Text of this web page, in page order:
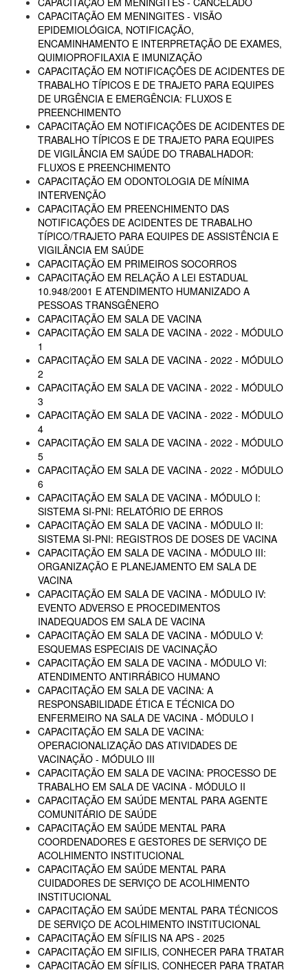
CAPACITAÇÃO EM MENINGITES - VISÃO
EPIDEMIOLÓGICA, NOTIFICAÇÃO,
ENCAMINHAMENTO E INTERPRETAÇÃO DE EXAMES,
QUIMIOPROFILAXIA E IMUNIZAÇÃO
CAPACITAÇÃO EM NOTIFICAÇÕES DE ACIDENTES DE
TRABALHO TÍPICOS E DE TRAJETO PARA EQUIPES
DE URGÊNCIA E EMERGÊNCIA: FLUXOS E
PREENCHIMENTO
CAPACITAÇÃO EM NOTIFICAÇÕES DE ACIDENTES DE
TRABALHO TÍPICOS E DE TRAJETO PARA EQUIPES
DE VIGILÂNCIA EM SAÚDE DO TRABALHADOR:
FLUXOS E PREENCHIMENTO
CAPACITAÇÃO EM ODONTOLOGIA DE MÍNIMA
INTERVENÇÃO
CAPACITAÇÃO EM PREENCHIMENTO DAS
NOTIFICAÇÕES DE ACIDENTES DE TRABALHO
TÍPICO/TRAJETO PARA EQUIPES DE ASSISTÊNCIA E
VIGILÂNCIA EM SAÚDE
CAPACITAÇÃO EM PRIMEIROS SOCORROS
CAPACITAÇÃO EM RELAÇÃO A LEI ESTADUAL
10.948/2001 E ATENDIMENTO HUMANIZADO A
PESSOAS TRANSGÊNERO
CAPACITAÇÃO EM SALA DE VACINA
CAPACITAÇÃO EM SALA DE VACINA - 2022 - MÓDULO
1
CAPACITAÇÃO EM SALA DE VACINA - 2022 - MÓDULO
2
CAPACITAÇÃO EM SALA DE VACINA - 2022 - MÓDULO
3
CAPACITAÇÃO EM SALA DE VACINA - 2022 - MÓDULO
4
CAPACITAÇÃO EM SALA DE VACINA - 2022 - MÓDULO
5
CAPACITAÇÃO EM SALA DE VACINA - 2022 - MÓDULO
6
CAPACITAÇÃO EM SALA DE VACINA - MÓDULO I:
SISTEMA SI-PNI: RELATÓRIO DE ERROS
CAPACITAÇÃO EM SALA DE VACINA - MÓDULO II:
SISTEMA SI-PNI: REGISTROS DE DOSES DE VACINA
CAPACITAÇÃO EM SALA DE VACINA - MÓDULO III:
ORGANIZAÇÃO E PLANEJAMENTO EM SALA DE
VACINA
CAPACITAÇÃO EM SALA DE VACINA - MÓDULO IV:
EVENTO ADVERSO E PROCEDIMENTOS
INADEQUADOS EM SALA DE VACINA
CAPACITAÇÃO EM SALA DE VACINA - MÓDULO V:
ESQUEMAS ESPECIAIS DE VACINAÇÃO
CAPACITAÇÃO EM SALA DE VACINA - MÓDULO VI:
ATENDIMENTO ANTIRRÁBICO HUMANO
CAPACITAÇÃO EM SALA DE VACINA: A
RESPONSABILIDADE ÉTICA E TÉCNICA DO
ENFERMEIRO NA SALA DE VACINA - MÓDULO I
CAPACITAÇÃO EM SALA DE VACINA:
OPERACIONALIZAÇÃO DAS ATIVIDADES DE
VACINAÇÃO - MÓDULO III
CAPACITAÇÃO EM SALA DE VACINA: PROCESSO DE
TRABALHO EM SALA DE VACINA - MÓDULO II
CAPACITAÇÃO EM SAÚDE MENTAL PARA AGENTE
COMUNITÁRIO DE SAÚDE
CAPACITAÇÃO EM SAÚDE MENTAL PARA
COORDENADORES E GESTORES DE SERVIÇO DE
ACOLHIMENTO INSTITUCIONAL
CAPACITAÇÃO EM SAÚDE MENTAL PARA
CUIDADORES DE SERVIÇO DE ACOLHIMENTO
INSTITUCIONAL
CAPACITAÇÃO EM SAÚDE MENTAL PARA TÉCNICOS
DE SERVIÇO DE ACOLHIMENTO INSTITUCIONAL
CAPACITAÇÃO EM SÍFILIS NA APS - 2025
CAPACITAÇÃO EM SIFILIS, CONHECER PARA TRATAR
CAPACITAÇÃO EM SÍFILIS, CONHECER PARA TRATAR